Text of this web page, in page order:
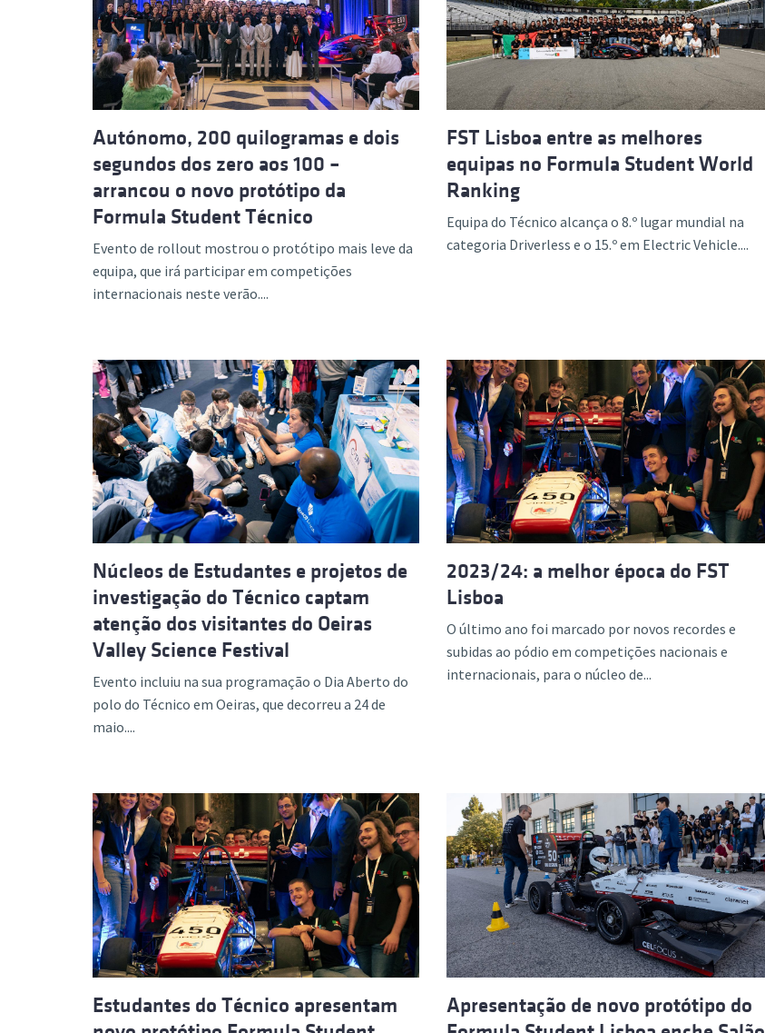
Formação Avançada
Autónomo, 200 quilogramas e dois
segundos dos zero aos 100 –
arrancou o novo protótipo da
Formula Student Técnico
Evento de rollout mostrou o protótipo mais leve da
equipa, que irá participar em competições
internacionais neste verão....
FST Lisboa entre as melhores
equipas no Formula Student World
Ranking
Equipa do Técnico alcança o 8.º lugar mundial na
categoria Driverless e o 15.º em Electric Vehicle....
Núcleos de Estudantes e projetos de
investigação do Técnico captam
atenção dos visitantes do Oeiras
Valley Science Festival
Evento incluiu na sua programação o Dia Aberto do
polo do Técnico em Oeiras, que decorreu a 24 de
maio....
2023/24: a melhor época do FST
Lisboa
O último ano foi marcado por novos recordes e
subidas ao pódio em competições nacionais e
internacionais, para o núcleo de...
Estudantes do Técnico apresentam
Apresentação de novo protótipo do